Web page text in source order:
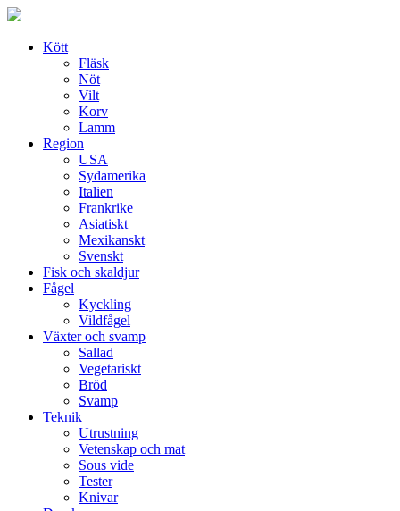
Skip
contentKött
Fläsk
Nöt
Vilt
Korv
Lamm
Region
USA
Sydamerika
Italien
Frankrike
Asiatiskt
Mexikanskt
Svenskt
Fisk och skaldjur
Fågel
Kyckling
Vildfågel
Växter och svamp
Sallad
Vegetariskt
Bröd
Svamp
Teknik
Utrustning
Vetenskap och mat
Sous vide
Tester
Knivar